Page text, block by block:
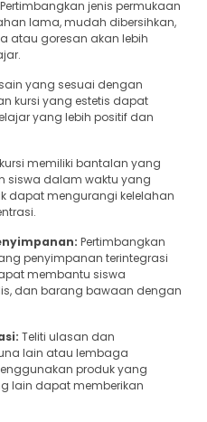
Pertimbangkan jenis permukaan
lama, mudah dibersihkan,
atau goresan akan lebih
yang sesuai dengan
kursi yang estetis dapat
yang lebih positif dan
memiliki bantalan yang
siswa dalam waktu yang
dapat mengurangi kelelahan
Pertimbangkan
penyimpanan terintegrasi
membantu siswa
dan barang bawaan dengan
Teliti ulasan dan
lain atau lembaga
produk yang
lain dapat memberikan